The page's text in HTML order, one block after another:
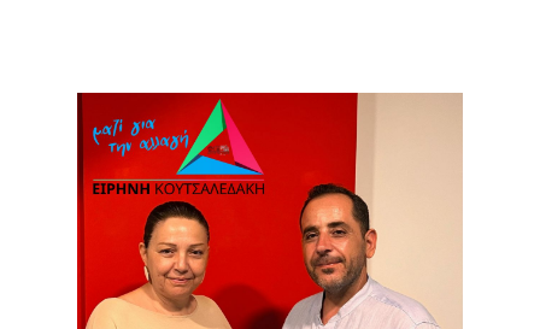
περιεχόμενο